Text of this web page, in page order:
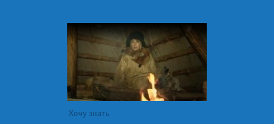
Хочу знать